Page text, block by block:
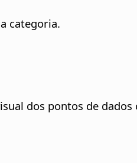
categoria.
dos pontos de